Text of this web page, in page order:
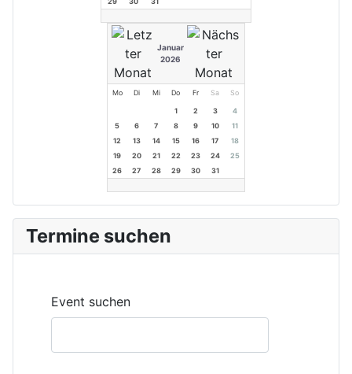
Januar
2026
Mo Di Mi Do Fr Sa So
1 2 3
4
5
6 7 8 9 10
11
12
13 14 15 16 17
18
19
20 21 22 23 24
25
26
27 28 29 30 31
Termine suchen
Event suchen